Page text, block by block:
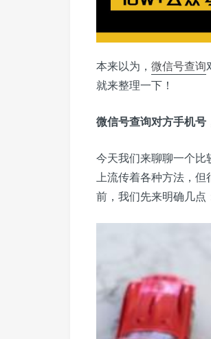
本来以为， 微信号查询
就来整理一下！
微信号查询对方手机号
今天我们来聊聊一个
上流传着各种方法，
前，我们先来明确几点